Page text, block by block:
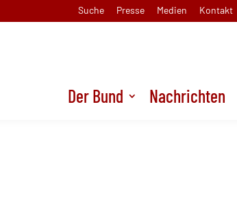
Suche Presse Medien Kontakt
Der Bund Nachrichten